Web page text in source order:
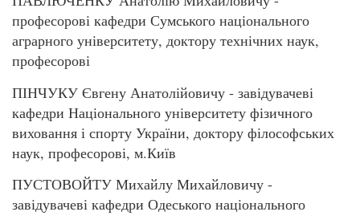
професорові кафедри Сумського національного
аграрного університету, доктору технічних наук,
професорові
ПІНЧУКУ Євгену Анатолійовичу - завідувачеві
кафедри Національного університету фізичного
виховання і спорту України, доктору філософських
наук, професорові, м.Київ
ПУСТОВОЙТУ Михайлу Михайловичу -
завідувачеві кафедри Одеського національного